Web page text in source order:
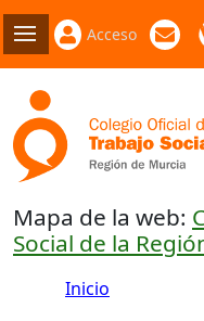
Acceso
Mapa de la web:
Social de la
Inicio